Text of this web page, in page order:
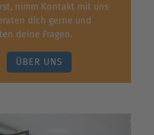
nimm Kontakt mit uns
dich gerne und
deine Fragen.
ÜBER UNS